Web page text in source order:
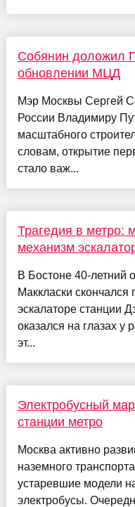
Собянин доложил
обновлении МЦД
Мэр Москвы Сергей
России Владимиру
масштабного
словам, открытие
стало важ...
Трагедия в метро:
механизм
В Бостоне 40-летний
Маккласки скончался
эскалаторе станции
оказался на глазах
эт...
Электробусный
станции метро
Москва активно
наземного
устаревшие модели
электробусы.